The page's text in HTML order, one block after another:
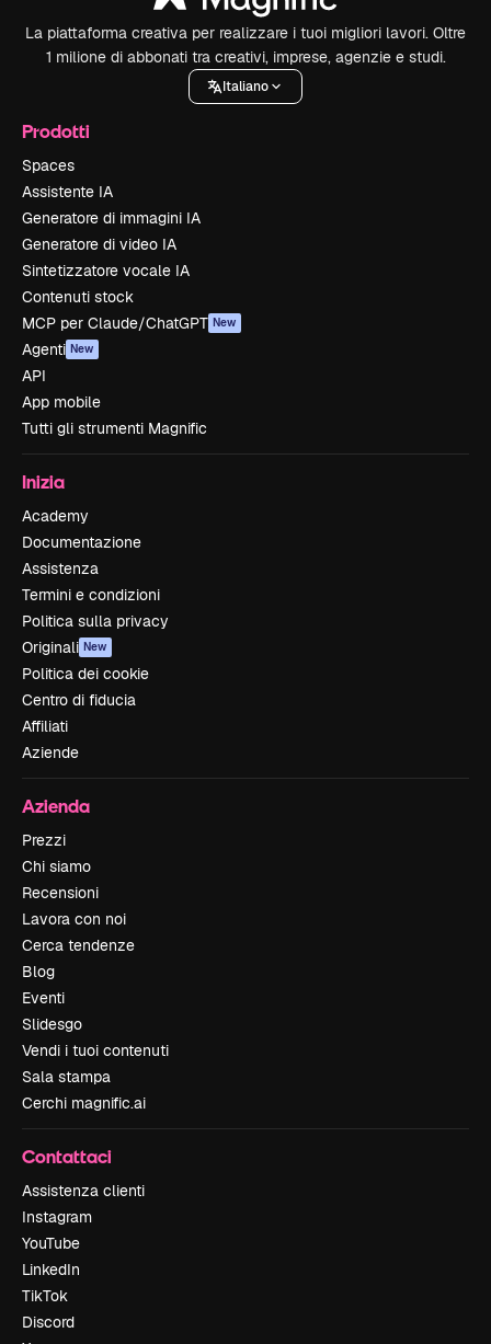
La piattaforma creativa per realizzare i tuoi migliori lavori. Oltre
1 milione di abbonati tra creativi, imprese, agenzie e studi.
Italiano
Prodotti
Spaces
Assistente IA
Generatore di immagini IA
Generatore di video IA
Sintetizzatore vocale IA
Contenuti stock
MCP per Claude/ChatGPT New
Agenti New
API
App mobile
Tutti gli strumenti Magnific
Inizia
Academy
Documentazione
Assistenza
Termini e condizioni
Politica sulla privacy
Originali New
Politica dei cookie
Centro di fiducia
Affiliati
Aziende
Azienda
Prezzi
Chi siamo
Recensioni
Lavora con noi
Cerca tendenze
Blog
Eventi
Slidesgo
Vendi i tuoi contenuti
Sala stampa
Cerchi magnific.ai
Contattaci
Assistenza clienti
Instagram
YouTube
LinkedIn
TikTok
Discord